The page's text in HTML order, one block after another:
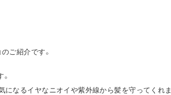
ご紹介です。
になるイヤなニオイや紫外線から髪を守ってくれま